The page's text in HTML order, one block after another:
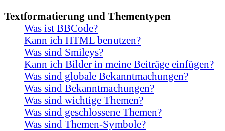
Textformatierung und Thementypen
Was ist BBCode?
Kann ich HTML benutzen?
Was sind Smileys?
Kann ich Bilder in meine Beiträge einfügen?
Was sind globale Bekanntmachungen?
Was sind Bekanntmachungen?
Was sind wichtige Themen?
Was sind geschlossene Themen?
Was sind Themen-Symbole?